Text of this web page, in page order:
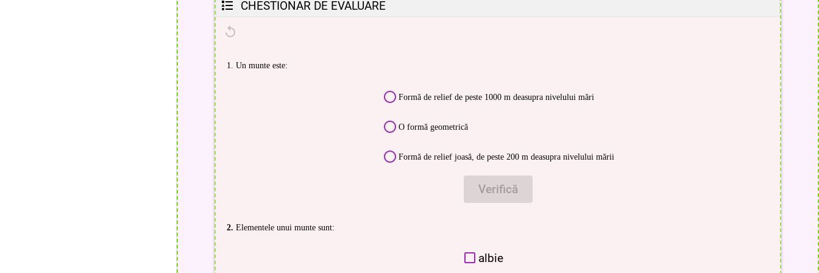
CHESTIONAR DE EVALUARE
1. Un munte este:
Formă de relief de peste 1000 m deasupra nivelului mări
O formă geometrică
Formă de relief joasă, de peste 200 m deasupra nivelului mării
Verifică
2. Elementele unui munte sunt:
albie